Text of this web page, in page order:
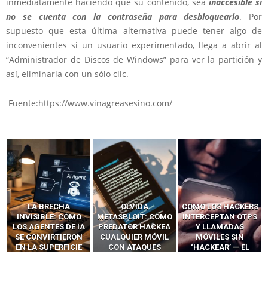
inmediatamente haciendo que su contenido, sea inaccesible si
no se cuenta con la contraseña para desbloquearlo. Por
supuesto que esta última alternativa puede tener algo de
inconvenientes si un usuario experimentado, llega a abrir al
“Administrador de Discos de Windows” para ver la partición y
así, eliminarla con un sólo clic.
Fuente:https://www.vinagreasesino.com/
LA BRECHA
INVISIBLE: CÓMO
LOS AGENTES DE IA
SE CONVIRTIERON
EN LA SUPERFICIE
OLVIDA
METASPLOIT: CÓMO
PREDATOR HACKEA
CUALQUIER MÓVIL
CON ATAQUES
CÓMO LOS HACKERS
INTERCEPTAN OTPS
Y LLAMADAS
MÓVILES SIN
‘HACKEAR’ — EL